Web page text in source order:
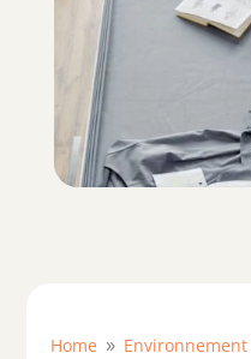
Home 9 Environnement